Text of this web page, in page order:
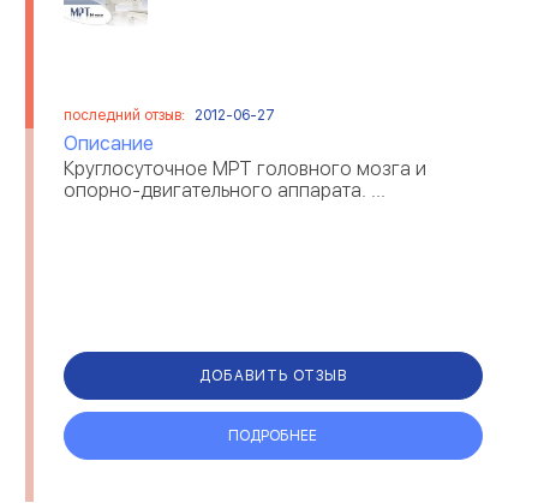
последний отзыв: 2012-06-27
Описание
Круглосуточное МРТ головного мозга и
опорно-двигательного аппарата. ...
ДОБАВИТЬ ОТЗЫВ
ПОДРОБНЕЕ